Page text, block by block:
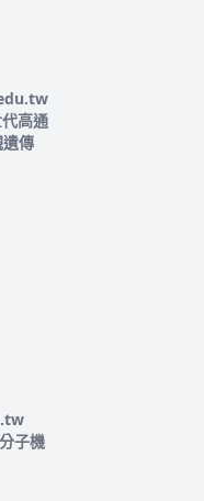
高通
傳
子機